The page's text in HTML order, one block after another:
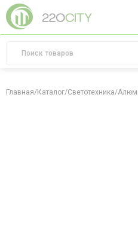
Главная/Каталог/Светотехника/